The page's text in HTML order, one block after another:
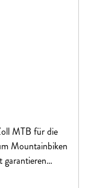
MTB für die
Mountainbiken